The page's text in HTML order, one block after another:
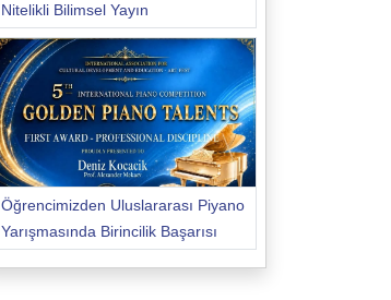
Nitelikli Bilimsel Yayın
Öğrencimizden Uluslararası Piyano
Yarışmasında Birincilik Başarısı